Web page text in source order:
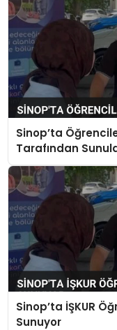
Sinop’ta
Tarafından
Sinop’ta İŞKUR
Sunuyor